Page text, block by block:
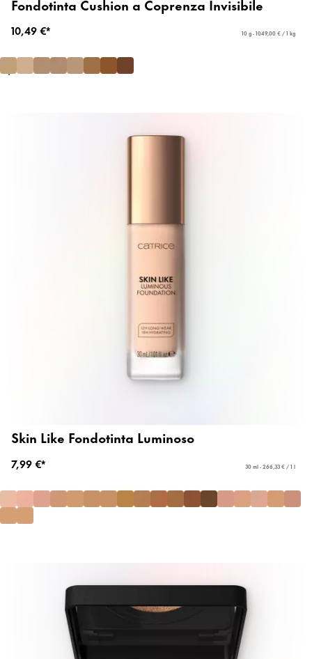
Fondotinta Cushion a Coprenza Invisibile
10,49 €* 10 g - 1049,00 € / 1 kg
Skin Like Fondotinta Luminoso
7,99 €* 30 ml - 266,33 € / 1 l